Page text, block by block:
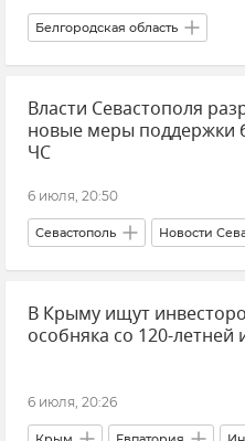
Белгородская область
Обстрелы Белгородской
Происшествия Обстрелы
Новости Беспилотник
Власти Севастополя
новые меры поддержки
ЧС
6 июля, 20:50
Севастополь Новости
Бизнес Крымский бизнес
В Крыму ищут
особняка со 120-летней
6 июля, 20:26